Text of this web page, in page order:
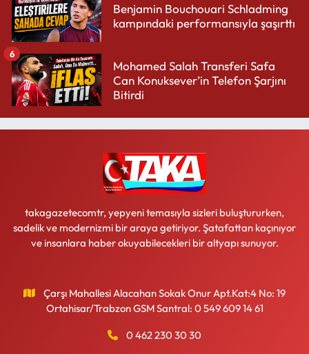
Benjamin Bouchouari Schladming
kampındaki performansıyla şaşırttı
Mohamed Salah Transferi Safa
Can Konuksever’in Telefon Şarjını
Bitirdi
6
takagazetecomtr, yepyeni temasıyla sizleri buluştururken,
sadelik ve modernizmi bir araya getiriyor. Şatafattan kaçınıyor
ve insanlara haber okuyabilecekleri bir altyapı sunuyor.
Çarşı Mahallesi Alacahan Sokak Onur Apt.Kat:4 No: 19
Ortahisar/Trabzon GSM Santral: 0 549 609 14 61
0 462 230 30 30